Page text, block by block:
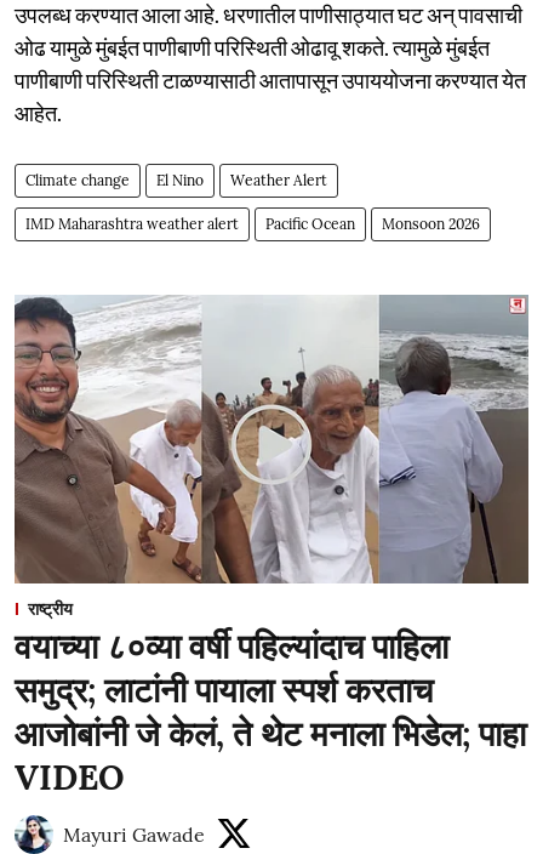
उपलब्ध करण्यात आला आहे. धरणातील पाणीसाठ्यात घट अन् पावसाची
ओढ यामुळे मुंबईत पाणीबाणी परिस्थिती ओढावू शकते. त्यामुळे मुंबईत
पाणीबाणी परिस्थिती टाळण्यासाठी आतापासून उपाययोजना करण्यात येत
आहेत.
Climate change El Nino Weather Alert
IMD Maharashtra weather alert Pacific Ocean Monsoon 2026
राष्ट्रीय
वयाच्या ८०व्या वर्षी पहिल्यांदाच पाहिला
समुद्र; लाटांनी पायाला स्पर्श करताच
आजोबांनी जे केलं, ते थेट मनाला भिडेल; पाहा
VIDEO
Mayuri Gawade